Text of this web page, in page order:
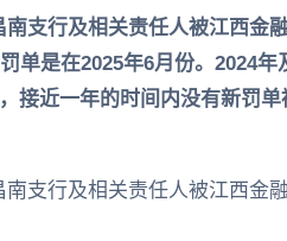
支行及相关责任人被江西金融
单是在2025年6月份。2024年
接近一年的时间内没有新罚
支行及相关责任人被江西金融